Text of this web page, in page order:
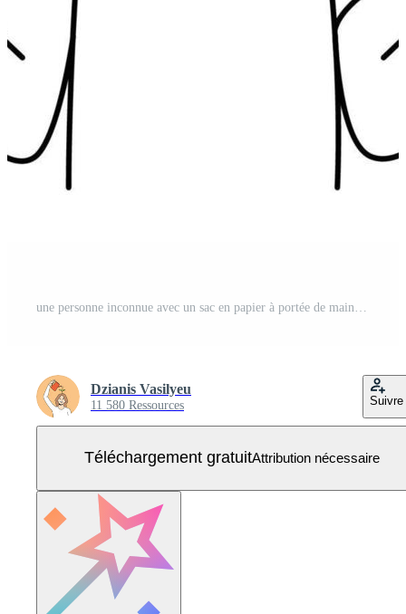
Dzianis Vasilyeu
11 580 Ressources Suivre
Téléchargement gratuitAttribution nécessaire